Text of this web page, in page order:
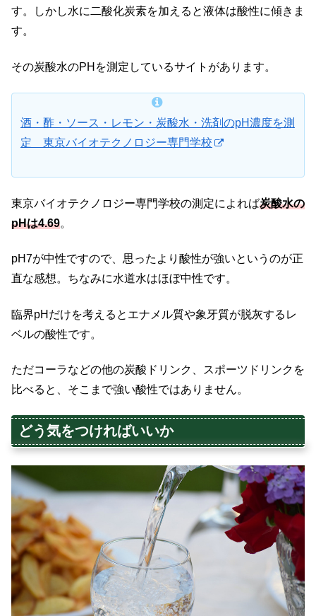
す。しかし水に二酸化炭素を加えると液体は酸性に傾きま
す。
その炭酸水のPHを測定しているサイトがあります。
酒・酢・ソース・レモン・炭酸水・洗剤のpH濃度を測
定 東京バイオテクノロジー専門学校
東京バイオテクノロジー専門学校の測定によれば炭酸水の
pHは4.69。
pH7が中性ですので、思ったより酸性が強いというのが正
直な感想。ちなみに水道水はほぼ中性です。
臨界pHだけを考えるとエナメル質や象牙質が脱灰するレ
ベルの酸性です。
ただコーラなどの他の炭酸ドリンク、スポーツドリンクを
比べると、そこまで強い酸性ではありません。
どう気をつければいいか